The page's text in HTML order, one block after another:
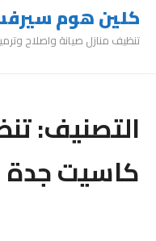
كلين هوم سيرفس
تنظيف منازل صيانة واصلاح وترميمات خدمة 24
التصنيف:
كاسيت جدة